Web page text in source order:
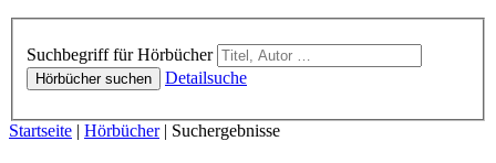
Suchbegriff für Hörbücher
Hörbücher suchen Detailsuche
Sie sind hier:
Startseite | Hörbücher| Suchergebnisse